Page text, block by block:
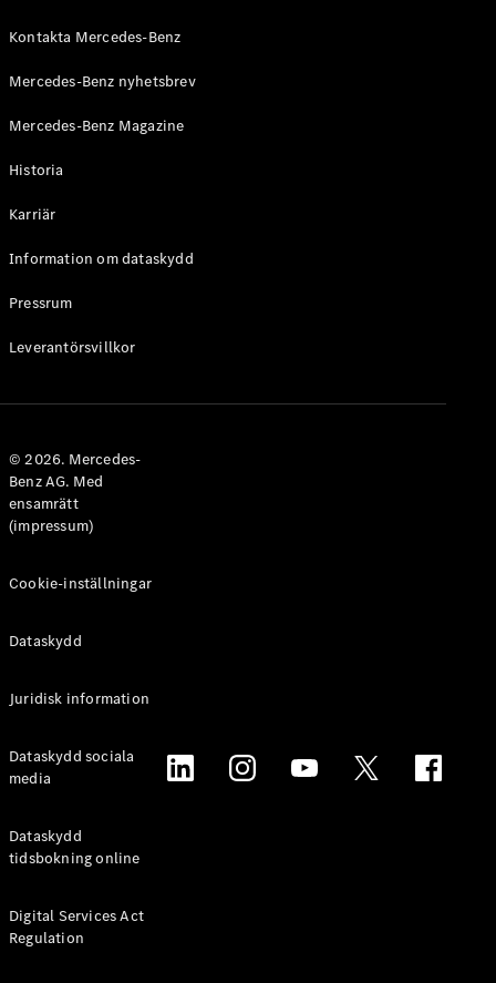
Kontakta Mercedes-Benz
Mercedes-Benz nyhetsbrev
Mercedes-Benz Magazine
Historia
Karriär
Information om dataskydd
Pressrum
Leverantörsvillkor
© 2026. Mercedes-
Benz AG. Med
ensamrätt
(impressum)
Cookie-inställningar
Dataskydd
Juridisk information
Dataskydd sociala
media
Dataskydd
tidsbokning online
Digital Services Act
Regulation